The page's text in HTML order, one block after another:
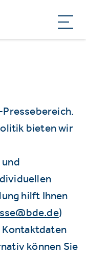
bieten wir
hilft Ihnen
)
können Sie